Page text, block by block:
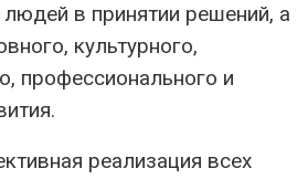
в принятии решений, а
культурного,
профессионального и
реализация всех